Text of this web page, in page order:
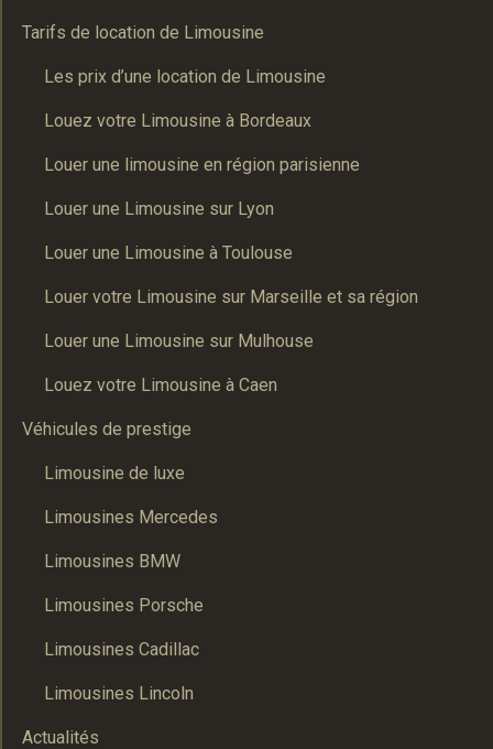
Tarifs de location de Limousine
Les prix d’une location de Limousine
Louez votre Limousine à Bordeaux
Louer une limousine en région parisienne
Louer une Limousine sur Lyon
Louer une Limousine à Toulouse
Louer votre Limousine sur Marseille et sa région
Louer une Limousine sur Mulhouse
Louez votre Limousine à Caen
Véhicules de prestige
Limousine de luxe
Limousines Mercedes
Limousines BMW
Limousines Porsche
Limousines Cadillac
Limousines Lincoln
Actualités